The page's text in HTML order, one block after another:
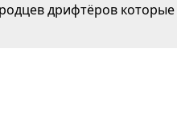
дрифтёров которые